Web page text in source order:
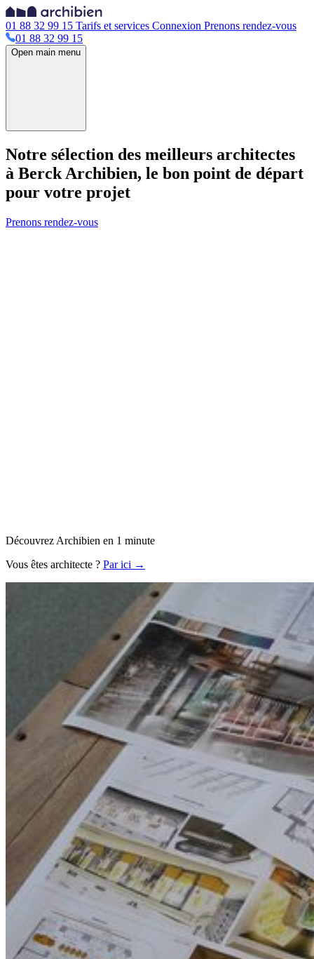
01 88 32 99 15 Tarifs et services Connexion Prenons rendez-vous
01 88 32 99 15
Open main menu
Notre sélection des meilleurs architectes
à Berck Archibien, le bon point de départ
pour votre projet
Prenons rendez-vous
Découvrez Archibien en 1 minute
Vous êtes architecte ? Par ici →